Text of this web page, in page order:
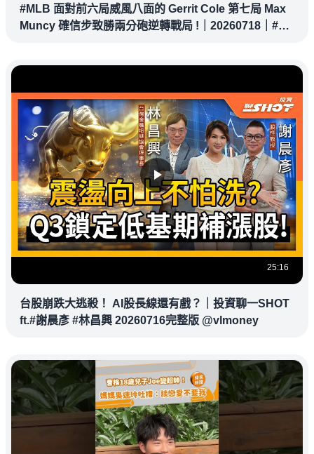
#MLB 面對前六局威風八面的 Gerrit Cole 第七局 Max
Muncy 確信步致勝兩分砲逆轉戰局 !｜20260718｜#洛
25:16
台股崩跌大逃殺！ AI股長線還有戲？｜投資聊一SHOT
ft.#謝晨彥 #林昌興 20260716完整版 @vlmoney